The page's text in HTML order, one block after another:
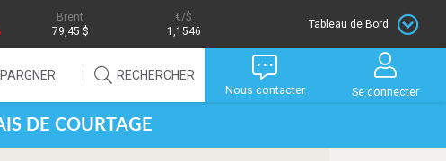
Brent
79,45 $
/$
1,1546
Tableau de Bord
RECHERCHER
Nous contacter Se connecter
DE COURTAGE